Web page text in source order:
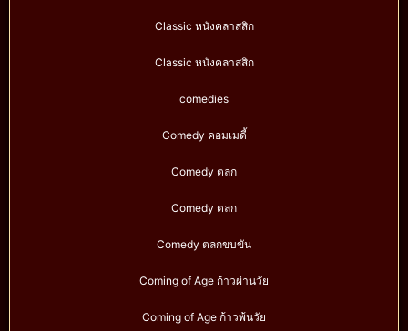
Classic หนังคลาสสิก
Classic หนังคลาสสิก
comedies
Comedy คอมเมดี้
Comedy ตลก
Comedy ตลก
Comedy ตลกขบขัน
Coming of Age ก้าวผ่านวัย
Coming of Age ก้าวพ้นวัย